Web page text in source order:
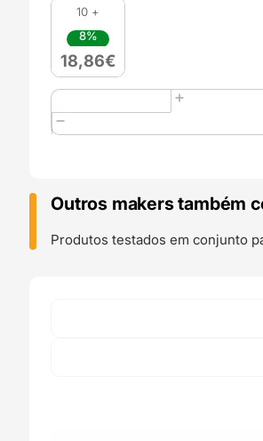
10 +
8%
18,86€
Quantidade
de
PLA
(High
Resistance)
1kg
Outros makers também
Produtos testados em conjunto